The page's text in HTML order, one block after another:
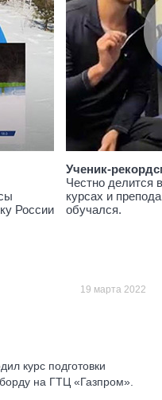
России
Ученик-
Честно делится
курсах и
обучался.
19 марта 2022
курс подготовки
на ГТЦ «Газпром».